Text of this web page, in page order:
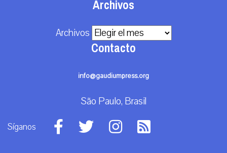
Archivos
Archivos
Contacto
info@gaudiumpress.org
São Paulo, Brasil
Síganos